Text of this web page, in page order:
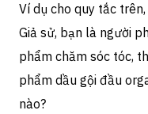
Ví dụ cho quy tắc trên,
Giả sử, bạn là người
phẩm chăm sóc tóc,
phẩm dầu gội đầu
nào?